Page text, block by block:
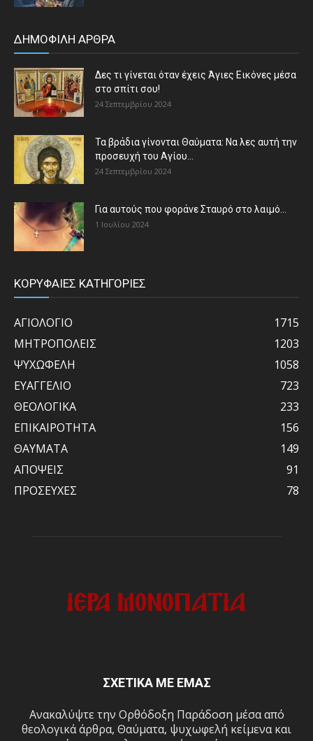
ΔΗΜΟΦΙΛΗ ΑΡΘΡΑ
Δες τι γίνεται όταν έχεις Άγιες Εικόνες μέσα
στο σπίτι σου!
24 Σεπτεμβρίου 2024
Τα βράδια γίνονται Θαύματα: Να λες αυτή την
προσευχή του Αγίου...
24 Σεπτεμβρίου 2024
Για αυτούς που φοράνε Σταυρό στο λαιμό…
1 Ιουλίου 2024
ΚΟΡΥΦΑΙΕΣ ΚΑΤΗΓΟΡΙΕΣ
ΑΓΙΟΛΟΓΙΟ
1715
ΜΗΤΡΟΠΟΛΕΙΣ
1203
ΨΥΧΩΦΕΛΗ
1058
ΕΥΑΓΓΕΛΙΟ
723
ΘΕΟΛΟΓΙΚΑ
233
ΕΠΙΚΑΙΡΟΤΗΤΑ
156
ΘΑΥΜΑΤΑ
149
ΑΠΟΨΕΙΣ
91
ΠΡΟΣΕΥΧΕΣ
78
ΣΧΕΤΙΚΑ ΜΕ ΕΜΑΣ
Ανακαλύψτε την Ορθόδοξη Παράδοση μέσα από
θεολογικά άρθρα, Θαύματα, ψυχωφελή κείμενα και